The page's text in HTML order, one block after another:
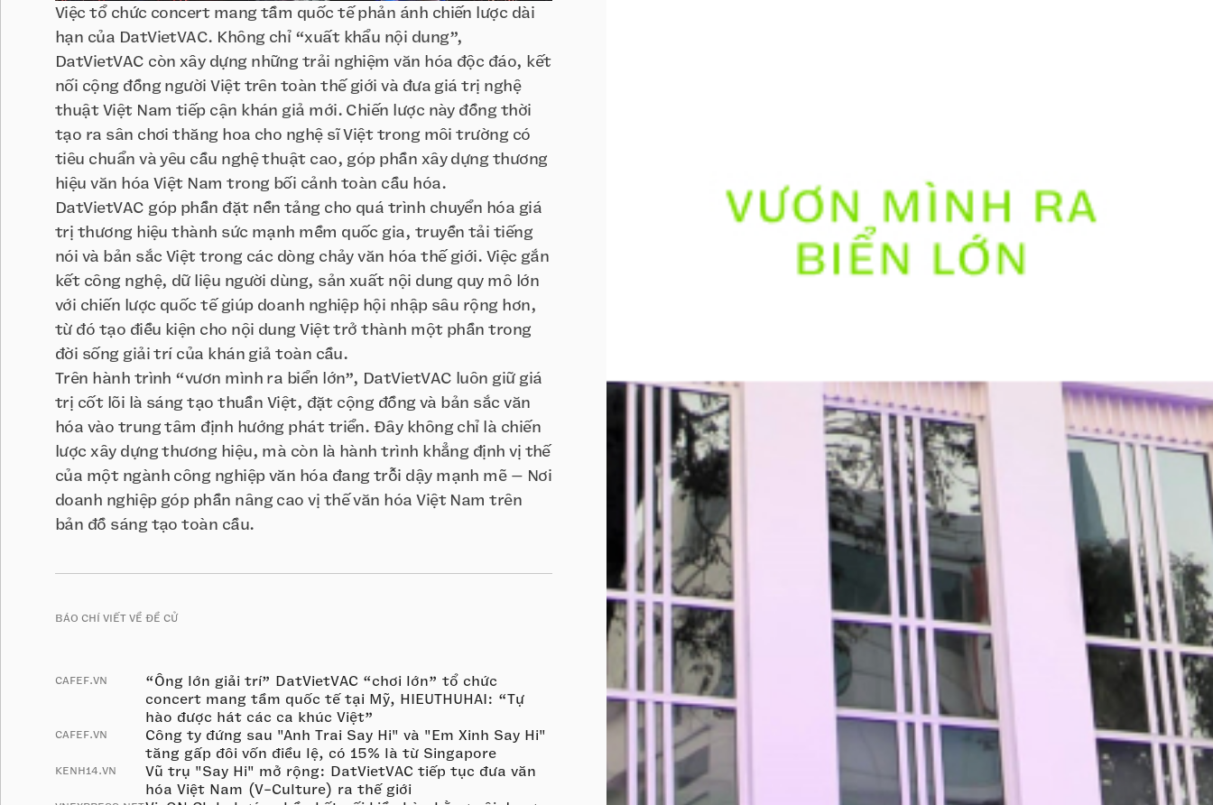
Việc tổ chức concert mang tầm quốc tế phản ánh chiến lược dài
hạn của DatVietVAC. Không chỉ “xuất khẩu nội dung”,
DatVietVAC còn xây dựng những trải nghiệm văn hóa độc đáo, kết
nối cộng đồng người Việt trên toàn thế giới và đưa giá trị nghệ
thuật Việt Nam tiếp cận khán giả mới. Chiến lược này đồng thời
tạo ra sân chơi thăng hoa cho nghệ sĩ Việt trong môi trường có
tiêu chuẩn và yêu cầu nghệ thuật cao, góp phần xây dựng thương
hiệu văn hóa Việt Nam trong bối cảnh toàn cầu hóa.
DatVietVAC góp phần đặt nền tảng cho quá trình chuyển hóa giá
trị thương hiệu thành sức mạnh mềm quốc gia, truyền tải tiếng
nói và bản sắc Việt trong các dòng chảy văn hóa thế giới. Việc gắn
kết công nghệ, dữ liệu người dùng, sản xuất nội dung quy mô lớn
với chiến lược quốc tế giúp doanh nghiệp hội nhập sâu rộng hơn,
từ đó tạo điều kiện cho nội dung Việt trở thành một phần trong
đời sống giải trí của khán giả toàn cầu.
Trên hành trình “vươn mình ra biển lớn”, DatVietVAC luôn giữ giá
trị cốt lõi là sáng tạo thuần Việt, đặt cộng đồng và bản sắc văn
hóa vào trung tâm định hướng phát triển. Đây không chỉ là chiến
lược xây dựng thương hiệu, mà còn là hành trình khẳng định vị thế
của một ngành công nghiệp văn hóa đang trỗi dậy mạnh mẽ – Nơi
doanh nghiệp góp phần nâng cao vị thế văn hóa Việt Nam trên
bản đồ sáng tạo toàn cầu.
BÁO CHÍ VIẾT VỀ ĐỀ CỬ
CAFEF.VN
“Ông lớn giải trí” DatVietVAC “chơi lớn” tổ chức
concert mang tầm quốc tế tại Mỹ, HIEUTHUHAI: “Tự
hào được hát các ca khúc Việt”
CAFEF.VN
Công ty đứng sau "Anh Trai Say Hi" và "Em Xinh Say Hi"
tăng gấp đôi vốn điều lệ, có 15% là từ Singapore
KENH14.VN
Vũ trụ "Say Hi" mở rộng: DatVietVAC tiếp tục đưa văn
hóa Việt Nam (V-Culture) ra thế giới